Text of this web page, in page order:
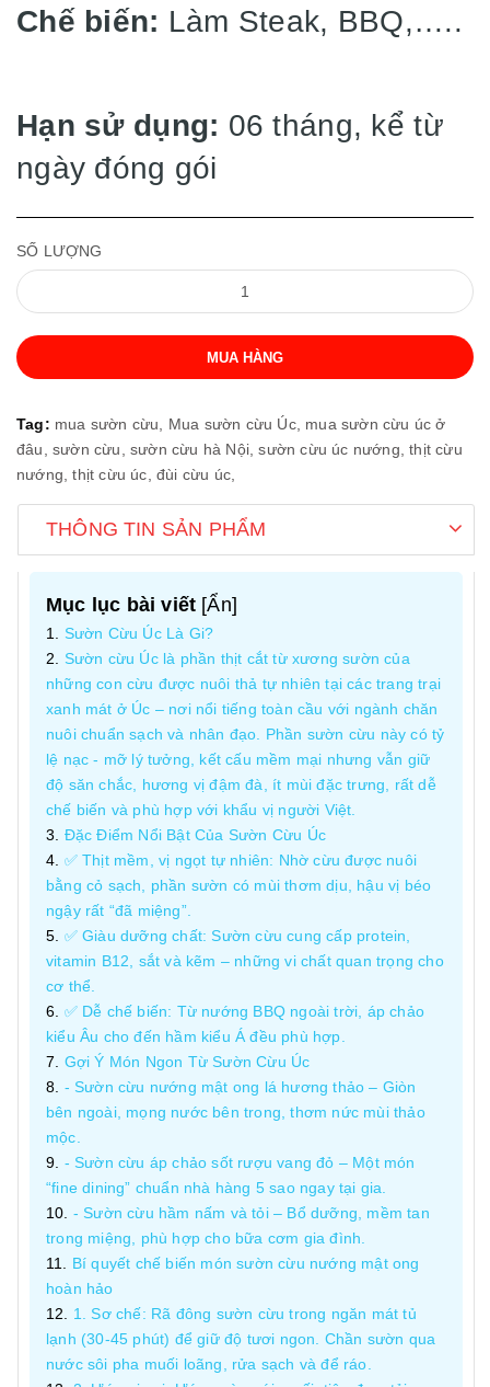
Chế biến: Làm Steak, BBQ,…..
Hạn sử dụng: 06 tháng, kể từ
ngày đóng gói
SỐ LƯỢNG
MUA HÀNG
Tag: mua sườn cừu, Mua sườn cừu Úc, mua sườn cừu úc ở
đâu, sườn cừu, sườn cừu hà Nội,sườn cừu úc nướng,thịt cừu
nướng,thịt cừu úc,đùi cừu úc,
THÔNG TIN SẢN PHẨM
Mục lục bài viết [Ẩn]
Sườn Cừu Úc Là Gi?
Sườn cừu Úc là phần thịt cắt từ xương sườn của
những con cừu được nuôi thả tự nhiên tại các trang trại
xanh mát ở Úc – nơi nổi tiếng toàn cầu với ngành chăn
nuôi chuẩn sạch và nhân đạo. Phần sườn cừu này có tỷ
lệ nạc - mỡ lý tưởng, kết cấu mềm mại nhưng vẫn giữ
độ săn chắc, hương vị đậm đà, ít mùi đặc trưng, rất dễ
chế biến và phù hợp với khẩu vị người Việt.
Đặc Điểm Nổi Bật Của Sườn Cừu Úc
✅ Thịt mềm, vị ngọt tự nhiên: Nhờ cừu được nuôi
bằng cỏ sạch, phần sườn có mùi thơm dịu, hậu vị béo
ngậy rất “đã miệng”.
✅ Giàu dưỡng chất: Sườn cừu cung cấp protein,
vitamin B12, sắt và kẽm – những vi chất quan trọng cho
cơ thể.
✅ Dễ chế biến: Từ nướng BBQ ngoài trời, áp chảo
kiểu Âu cho đến hầm kiểu Á đều phù hợp.
Gợi Ý Món Ngon Từ Sườn Cừu Úc
- Sườn cừu nướng mật ong lá hương thảo – Giòn
bên ngoài, mọng nước bên trong, thơm nức mùi thảo
mộc.
- Sườn cừu áp chảo sốt rượu vang đỏ – Một món
“fine dining” chuẩn nhà hàng 5 sao ngay tại gia.
- Sườn cừu hầm nấm và tỏi – Bổ dưỡng, mềm tan
trong miệng, phù hợp cho bữa cơm gia đình.
Bí quyết chế biến món sườn cừu nướng mật ong
hoàn hảo
1. Sơ chế: Rã đông sườn cừu trong ngăn mát tủ
lạnh (30-45 phút) để giữ độ tươi ngon. Chần sườn qua
nước sôi pha muối loãng, rửa sạch và để ráo.